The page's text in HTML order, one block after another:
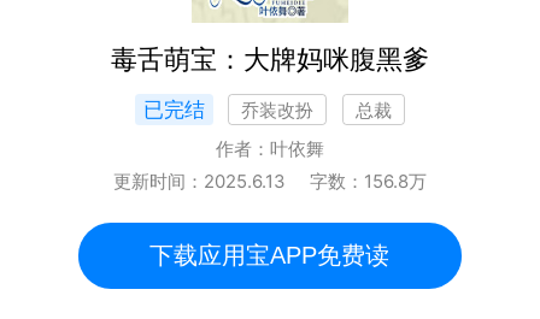
毒舌萌宝：大牌妈咪腹黑爹
已完结 乔装改扮
总裁
作者： 叶依舞
更新时间： 2025.6.13 字数： 156.8万
下载应用宝APP免费读